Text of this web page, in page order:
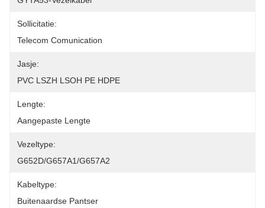
Sollicitatie:
Telecom Comunication
Jasje:
PVC LSZH LSOH PE HDPE
Lengte:
Aangepaste Lengte
Vezeltype:
G652D/G657A1/G657A2
Kabeltype:
Buitenaardse Pantser